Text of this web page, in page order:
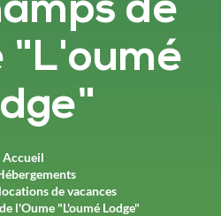
de
"L'oumé
Accueil
de vacances
l'Oume "L'oumé Lodge"